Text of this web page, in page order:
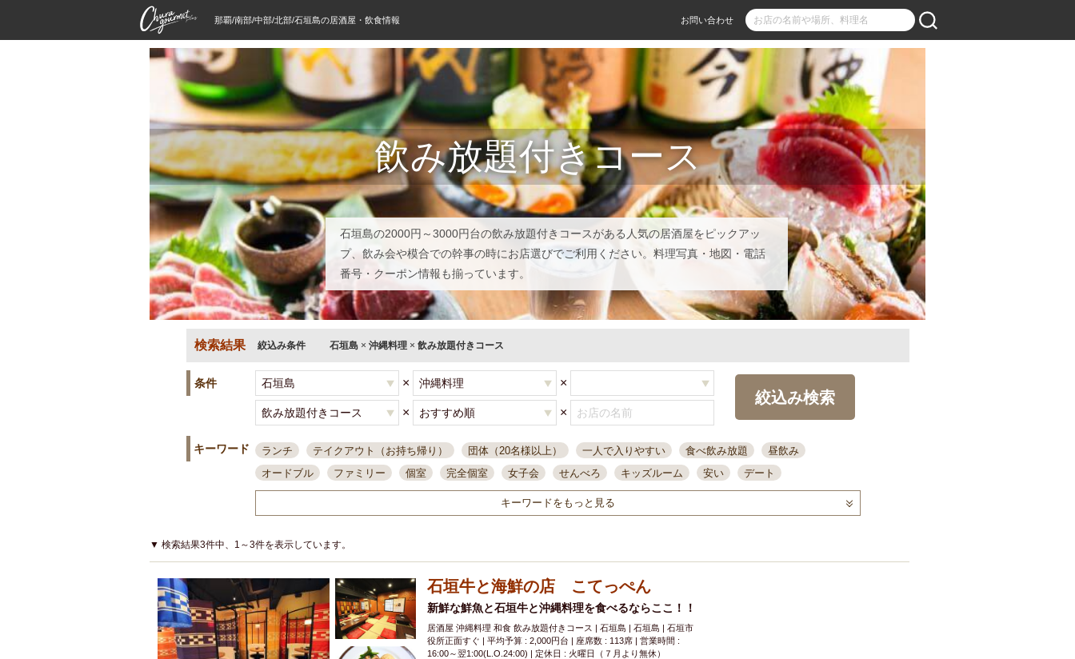
那覇/南部/中部/北部/石垣島の居酒屋・飲食情報 お問い合わせ
飲み放題付きコース
石垣島の2000円～3000円台の飲み放題付きコースがある人気の居酒屋をピックアッ
プ、飲み会や模合での幹事の時にお店選びでご利用ください。料理写真・地図・電話
番号・クーポン情報も揃っています。
検索結果 絞込み条件 石垣島 × 沖縄料理 × 飲み放題付きコース
条件 × ×
× ×
絞込み検索
キーワード ランチ テイクアウト（お持ち帰り） 団体（20名様以上） 一人で入りやすい 食べ飲み放題
昼飲み
オードブル
ファミリー 個室 完全個室 女子会 せんべろ キッズルーム 安い
デート
一人飲み 誕生日 大人数
接待・会食
ちょい飲み コスパ最高 肉料理 模合 インスタ映え 座敷席 記念日 泡盛
喫煙可
結婚式二次会
夜10時以降入店可
県産魚 焼鳥 忘年会コース レモンサワー 観光客に人気 大部屋30名
カウンター
貸切可
大部屋20名 落ち着いた空間 4000円台コース 合コン オリオンドラフト
カード可
厳選日本酒 鮮魚 大衆酒場 ノンアルコールビール ウィスキー
3000円台コース
ピザ 焼酎 カラオケ デリバリー 寿司 クリスマス 和食
アサヒスーパードライ
県庁前駅周辺 大部屋40名 旭橋駅周辺 沖縄料理
キーワードをもっと見る
▼ 検索結果3件中、1～3件を表示しています。
石垣牛と海鮮の店 こてっぺん
新鮮な鮮魚と石垣牛と沖縄料理を食べるならここ！！
居酒屋 沖縄料理 和食 飲み放題付きコース | 石垣島 | 石垣島 | 石垣市
役所正面すぐ | 平均予算 : 2,000円台 | 座席数 : 113席 | 営業時間 :
16:00～翌1:00(L.O.24:00) | 定休日 : 火曜日（７月より無休）